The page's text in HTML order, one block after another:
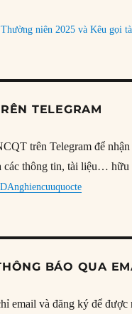
Thường niên 2025 và Kêu gọi
TELEGRAM
trên Telegram để
các thông tin, tài liệu… hữu
BÁO QUA
email và đăng ký để được